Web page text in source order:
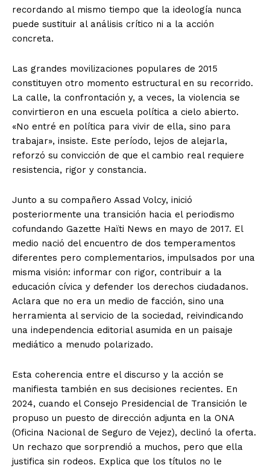
recordando al mismo tiempo que la ideología nunca
puede sustituir al análisis crítico ni a la acción
concreta.
Las grandes movilizaciones populares de 2015
constituyen otro momento estructural en su recorrido.
La calle, la confrontación y, a veces, la violencia se
convirtieron en una escuela política a cielo abierto.
«No entré en política para vivir de ella, sino para
trabajar», insiste. Este período, lejos de alejarla,
reforzó su convicción de que el cambio real requiere
resistencia, rigor y constancia.
Junto a su compañero Assad Volcy, inició
posteriormente una transición hacia el periodismo
cofundando Gazette Haïti News en mayo de 2017. El
medio nació del encuentro de dos temperamentos
diferentes pero complementarios, impulsados por una
misma visión: informar con rigor, contribuir a la
educación cívica y defender los derechos ciudadanos.
Aclara que no era un medio de facción, sino una
herramienta al servicio de la sociedad, reivindicando
una independencia editorial asumida en un paisaje
mediático a menudo polarizado.
Esta coherencia entre el discurso y la acción se
manifiesta también en sus decisiones recientes. En
2024, cuando el Consejo Presidencial de Transición le
propuso un puesto de dirección adjunta en la ONA
(Oficina Nacional de Seguro de Vejez), declinó la oferta.
Un rechazo que sorprendió a muchos, pero que ella
justifica sin rodeos. Explica que los títulos no le